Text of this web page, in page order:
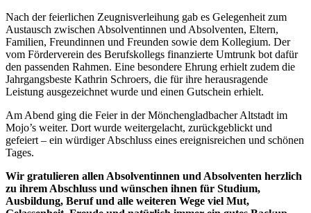
Nach der feierlichen Zeugnisverleihung gab es Gelegenheit zum
Austausch zwischen Absolventinnen und Absolventen, Eltern,
Familien, Freundinnen und Freunden sowie dem Kollegium. Der
vom Förderverein des Berufskollegs finanzierte Umtrunk bot dafür
den passenden Rahmen. Eine besondere Ehrung erhielt zudem die
Jahrgangsbeste Kathrin Schroers, die für ihre herausragende
Leistung ausgezeichnet wurde und einen Gutschein erhielt.
Am Abend ging die Feier in der Mönchengladbacher Altstadt im
Mojo’s weiter. Dort wurde weitergelacht, zurückgeblickt und
gefeiert – ein würdiger Abschluss eines ereignisreichen und schönen
Tages.
Wir gratulieren allen Absolventinnen und Absolventen herzlich
zu ihrem Abschluss und wünschen ihnen für Studium,
Ausbildung, Beruf und alle weiteren Wege viel Mut,